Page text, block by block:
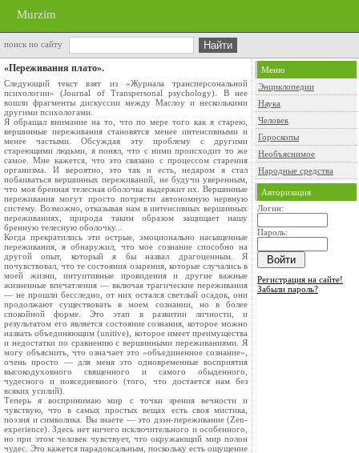
Murzim
поиск по сайту
«Переживания плато».
Следующий текст взят из «Журнала трансперсональной
психологии» (Journal of Transpersonal psychology). В нее
вошли фрагменты дискуссии между Маслоу и несколькими
другими психологами.
Я обращал внимание на то, что по мере того как я старею,
вершинные переживания становятся менее интенсивными и
менее частыми. Обсуждая эту проблему с другими
стареющими людьми, я понял, что с ними происходит то же
самое. Мне кажется, что это связано с процессом старения
организма. И вероятно, это так и есть, недаром я стал
побаиваться вершинных переживаний, не будучи уверенным,
что моя бренная телесная оболочка выдержит их. Вершинные
переживания могут просто потрясти автономную нервную
систему. Возможно, отказывая нам в интенсивных вершинных
переживаниях, природа таким образом защищает нашу
бренную телесную оболочку...
Когда прекратились эти острые, эмоционально насыщенные
переживания, я обнаружил, что мое сознание способно на
другой опыт, который я бы назвал драгоценным. Я
почувствовал, что те состояния озарения, которые случались в
моей жизни, интуитивные провидения и другие важные
жизненные впечатления — включая трагические переживания
— не прошли бесследно, от них остался светлый осадок, они
продолжают существовать в моем сознании, но в более
спокойной форме. Это этап в развитии личности, и
результатом его является состояние сознания, которое можно
назвать объединяющим (unitive), которое имеет преимущества
и недостатки по сравнению с вершинными переживаниями. Я
могу объяснить, что означает это «объединенное сознание»,
очень просто — для меня это одновременные восприятия
высокодуховного священного и самого обыденного,
чудесного и повседневного (того, что достается нам без
всяких усилий).
Теперь я воспринимаю мир с точки зрения вечности и
чувствую, что в самых простых вещах есть своя мистика,
поэзия и символика. Вы знаете — это дзэн-переживание (Zen-
experience). Здесь нет ничего исключительного и особенного,
но при этом человек чувствует, что окружающий мир полон
чудес. Это кажется парадоксальным, поскольку есть ощущение
Меню
Энциклопедии
Наука
Человек
Гороскопы
Необъяснимое
Народные средства
Авторизация
Логин:
Пароль:
Регистрация на сайте!
Забыли пароль?